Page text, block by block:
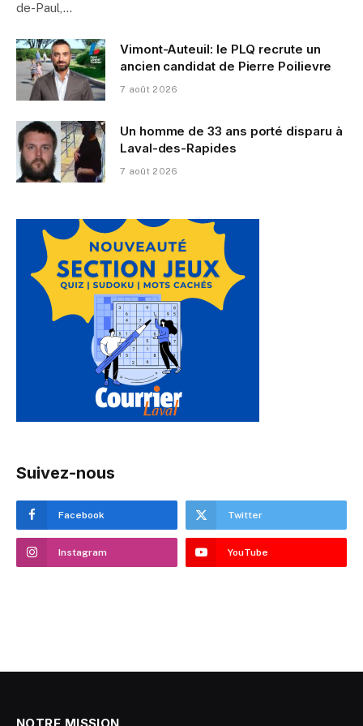
de-Paul,…
Vimont-Auteuil: le PLQ recrute un
ancien candidat de Pierre Poilievre
7 août 2026
Un homme de 33 ans porté disparu à
Laval-des-Rapides
7 août 2026
Suivez-nous
Facebook Twitter
Instagram YouTube